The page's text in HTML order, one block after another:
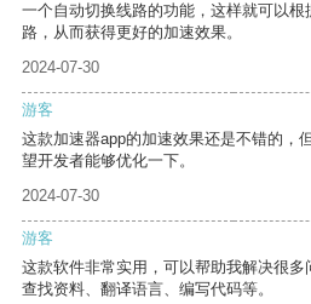
一个自动切换线路的功能，这样就可以
路，从而获得更好的加速效果。
2024-07-30
游客
这款加速器app的加速效果还是不错的，
望开发者能够优化一下。
2024-07-30
游客
这款软件非常实用，可以帮助我解决很
查找资料、翻译语言、编写代码等。